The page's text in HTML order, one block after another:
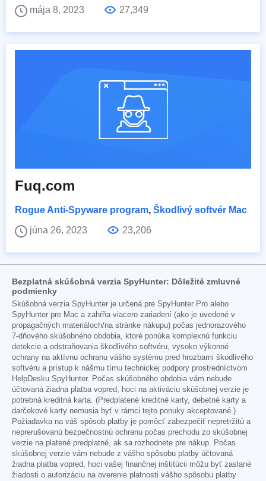
mája 8, 2023 27,349
Fuq.com
Rogue Anti-Spyware program, Škodlivý softvér Mac
júna 26, 2023
23,206
Bezplatná skúšobná verzia SpyHunter: Dôležité zmluvné
podmienky
Skúšobná verzia SpyHunter je určená pre SpyHunter Pro alebo
SpyHunter pre Mac a zahŕňa viacero zariadení (ako je uvedené v
propagačných materiáloch/na stránke nákupu) počas jednorazového
7-dňového skúšobného obdobia, ktoré ponúka komplexnú funkciu
detekcie a odstraňovania škodlivého softvéru, vysoko výkonné
ochrany na aktívnu ochranu vášho systému pred hrozbami škodlivého
softvéru a prístup k nášmu tímu technickej podpory prostredníctvom
HelpDesku SpyHunter. Počas skúšobného obdobia vám nebude
účtovaná žiadna platba vopred, hoci na aktiváciu skúšobnej verzie je
potrebná kreditná karta. (Predplatené kreditné karty, debetné karty a
darčekové karty nemusia byť v rámci tejto ponuky akceptované.)
Požiadavka na váš spôsob platby je pomôcť zabezpečiť nepretržitú a
neprerušovanú bezpečnostnú ochranu počas prechodu zo skúšobnej
verzie na platené predplatné, ak sa rozhodnete pre nákup. Počas
skúšobnej verzie vám nebude z vášho spôsobu platby účtovaná
žiadna platba vopred, hoci vašej finančnej inštitúcii môžu byť zaslané
žiadosti o autorizáciu na overenie platnosti vášho spôsobu platby